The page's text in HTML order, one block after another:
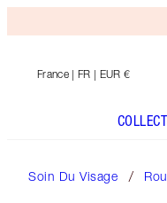
France | FR | EUR €
Soin Du Visage